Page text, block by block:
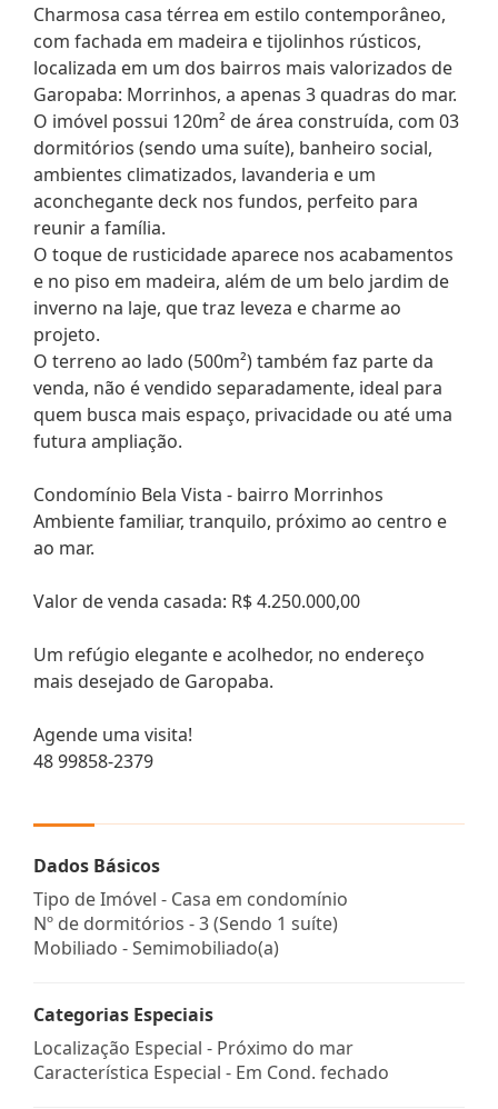
Charmosa casa térrea em estilo contemporâneo,
com fachada em madeira e tijolinhos rústicos,
localizada em um dos bairros mais valorizados de
Garopaba: Morrinhos, a apenas 3 quadras do mar.
O imóvel possui 120m² de área construída, com 03
dormitórios (sendo uma suíte), banheiro social,
ambientes climatizados, lavanderia e um
aconchegante deck nos fundos, perfeito para
reunir a família.
O toque de rusticidade aparece nos acabamentos
e no piso em madeira, além de um belo jardim de
inverno na laje, que traz leveza e charme ao
projeto.
O terreno ao lado (500m²) também faz parte da
venda, não é vendido separadamente, ideal para
quem busca mais espaço, privacidade ou até uma
futura ampliação.
Condomínio Bela Vista - bairro Morrinhos
Ambiente familiar, tranquilo, próximo ao centro e
ao mar.
Valor de venda casada: R$ 4.250.000,00
Um refúgio elegante e acolhedor, no endereço
mais desejado de Garopaba.
Agende uma visita!
48 99858-2379
Dados Básicos
Tipo de Imóvel - Casa em condomínio
Nº de dormitórios - 3 (Sendo 1 suíte)
Mobiliado - Semimobiliado(a)
Categorias Especiais
Localização Especial - Próximo do mar
Característica Especial - Em Cond. fechado